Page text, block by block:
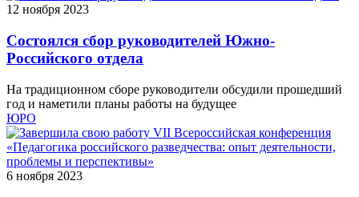
12 ноября 2023
Состоялся сбор руководителей Южно-
Российского отдела
На традиционном сборе руководители обсудили прошедший
год и наметили планы работы на будущее
ЮРО
6 ноября 2023